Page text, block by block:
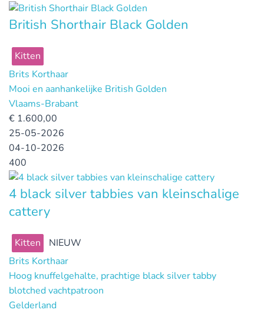
British Shorthair Black Golden
Kitten
Brits Korthaar
Mooi en aanhankelijke British Golden
Vlaams-Brabant
€ 1.600,00
25-05-2026
04-10-2026
400
4 black silver tabbies van kleinschalige
cattery
Kitten
NIEUW
Brits Korthaar
Hoog knuffelgehalte, prachtige black silver tabby
blotched vachtpatroon
Gelderland